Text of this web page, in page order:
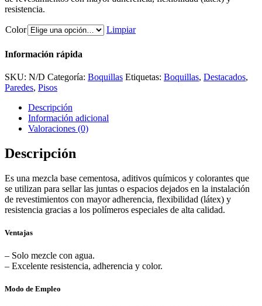
resistencia.
Color Limpiar
Información rápida
SKU: N/D Categoría: Boquillas Etiquetas: Boquillas, Destacados,
Paredes, Pisos
Descripción
Información adicional
Valoraciones (0)
Descripción
Es una mezcla base cementosa, aditivos químicos y colorantes que
se utilizan para sellar las juntas o espacios dejados en la instalación
de revestimientos con mayor adherencia, flexibilidad (látex) y
resistencia gracias a los polímeros especiales de alta calidad.
Ventajas
– Solo mezcle con agua.
– Excelente resistencia, adherencia y color.
Modo de Empleo